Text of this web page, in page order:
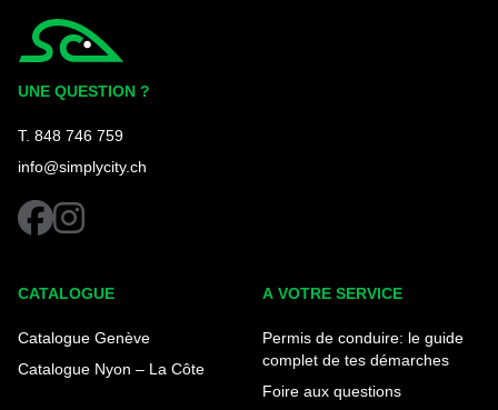
UNE QUESTION ?
T. 848 746 759
info@simplycity.ch
facebookinstagram
CATALOGUE
Catalogue Genève
Catalogue Nyon – La Côte
A VOTRE SERVICE
Permis de conduire: le guide
complet de tes démarches
Foire aux questions